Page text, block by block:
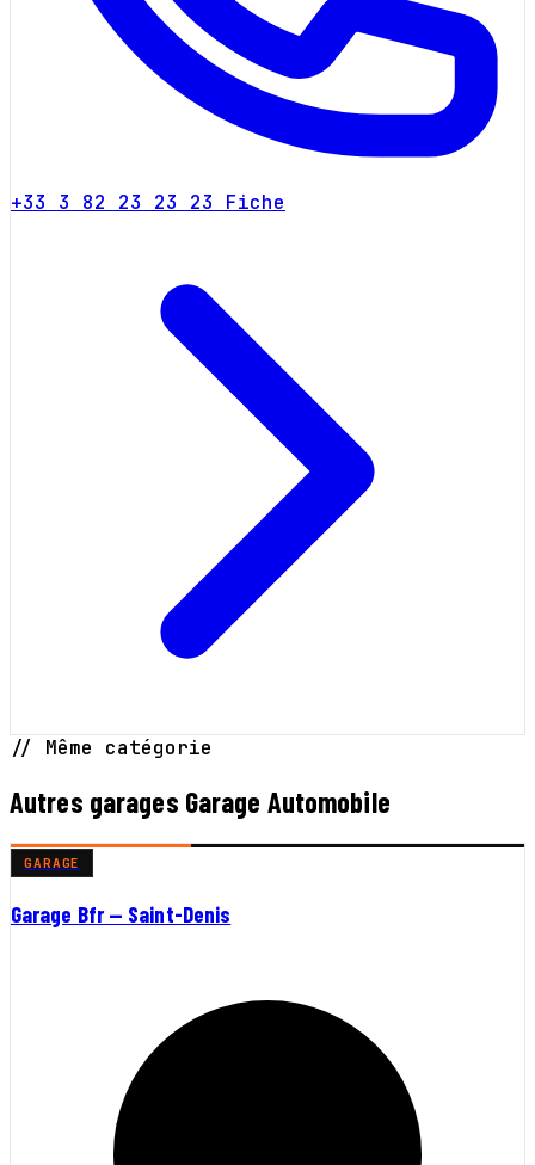
+33 3 82 23 23 23 Fiche
// Même catégorie
Autres garages Garage Automobile
GARAGE
Garage Bfr — Saint-Denis